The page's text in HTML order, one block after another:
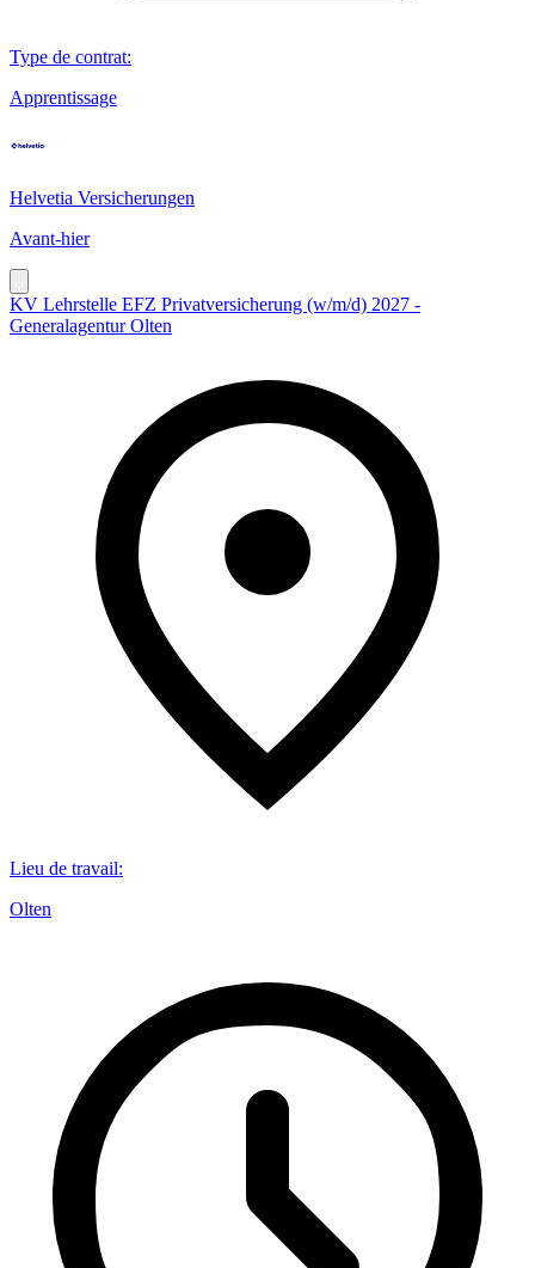
Type de contrat:
Apprentissage
Helvetia Versicherungen
Avant-hier
KV Lehrstelle EFZ Privatversicherung (w/m/d) 2027 -
Generalagentur Olten
Lieu de travail:
Olten